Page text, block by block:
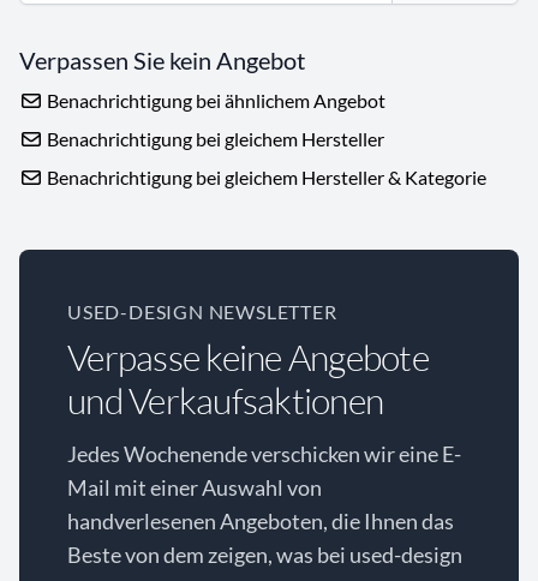
Verpassen Sie kein Angebot
Benachrichtigung bei ähnlichem Angebot
Benachrichtigung bei gleichem Hersteller
Benachrichtigung bei gleichem Hersteller & Kategorie
USED-DESIGN NEWSLETTER
Verpasse keine Angebote
und Verkaufsaktionen
Jedes Wochenende verschicken wir eine E-
Mail mit einer Auswahl von
handverlesenen Angeboten, die Ihnen das
Beste von dem zeigen, was bei used-design